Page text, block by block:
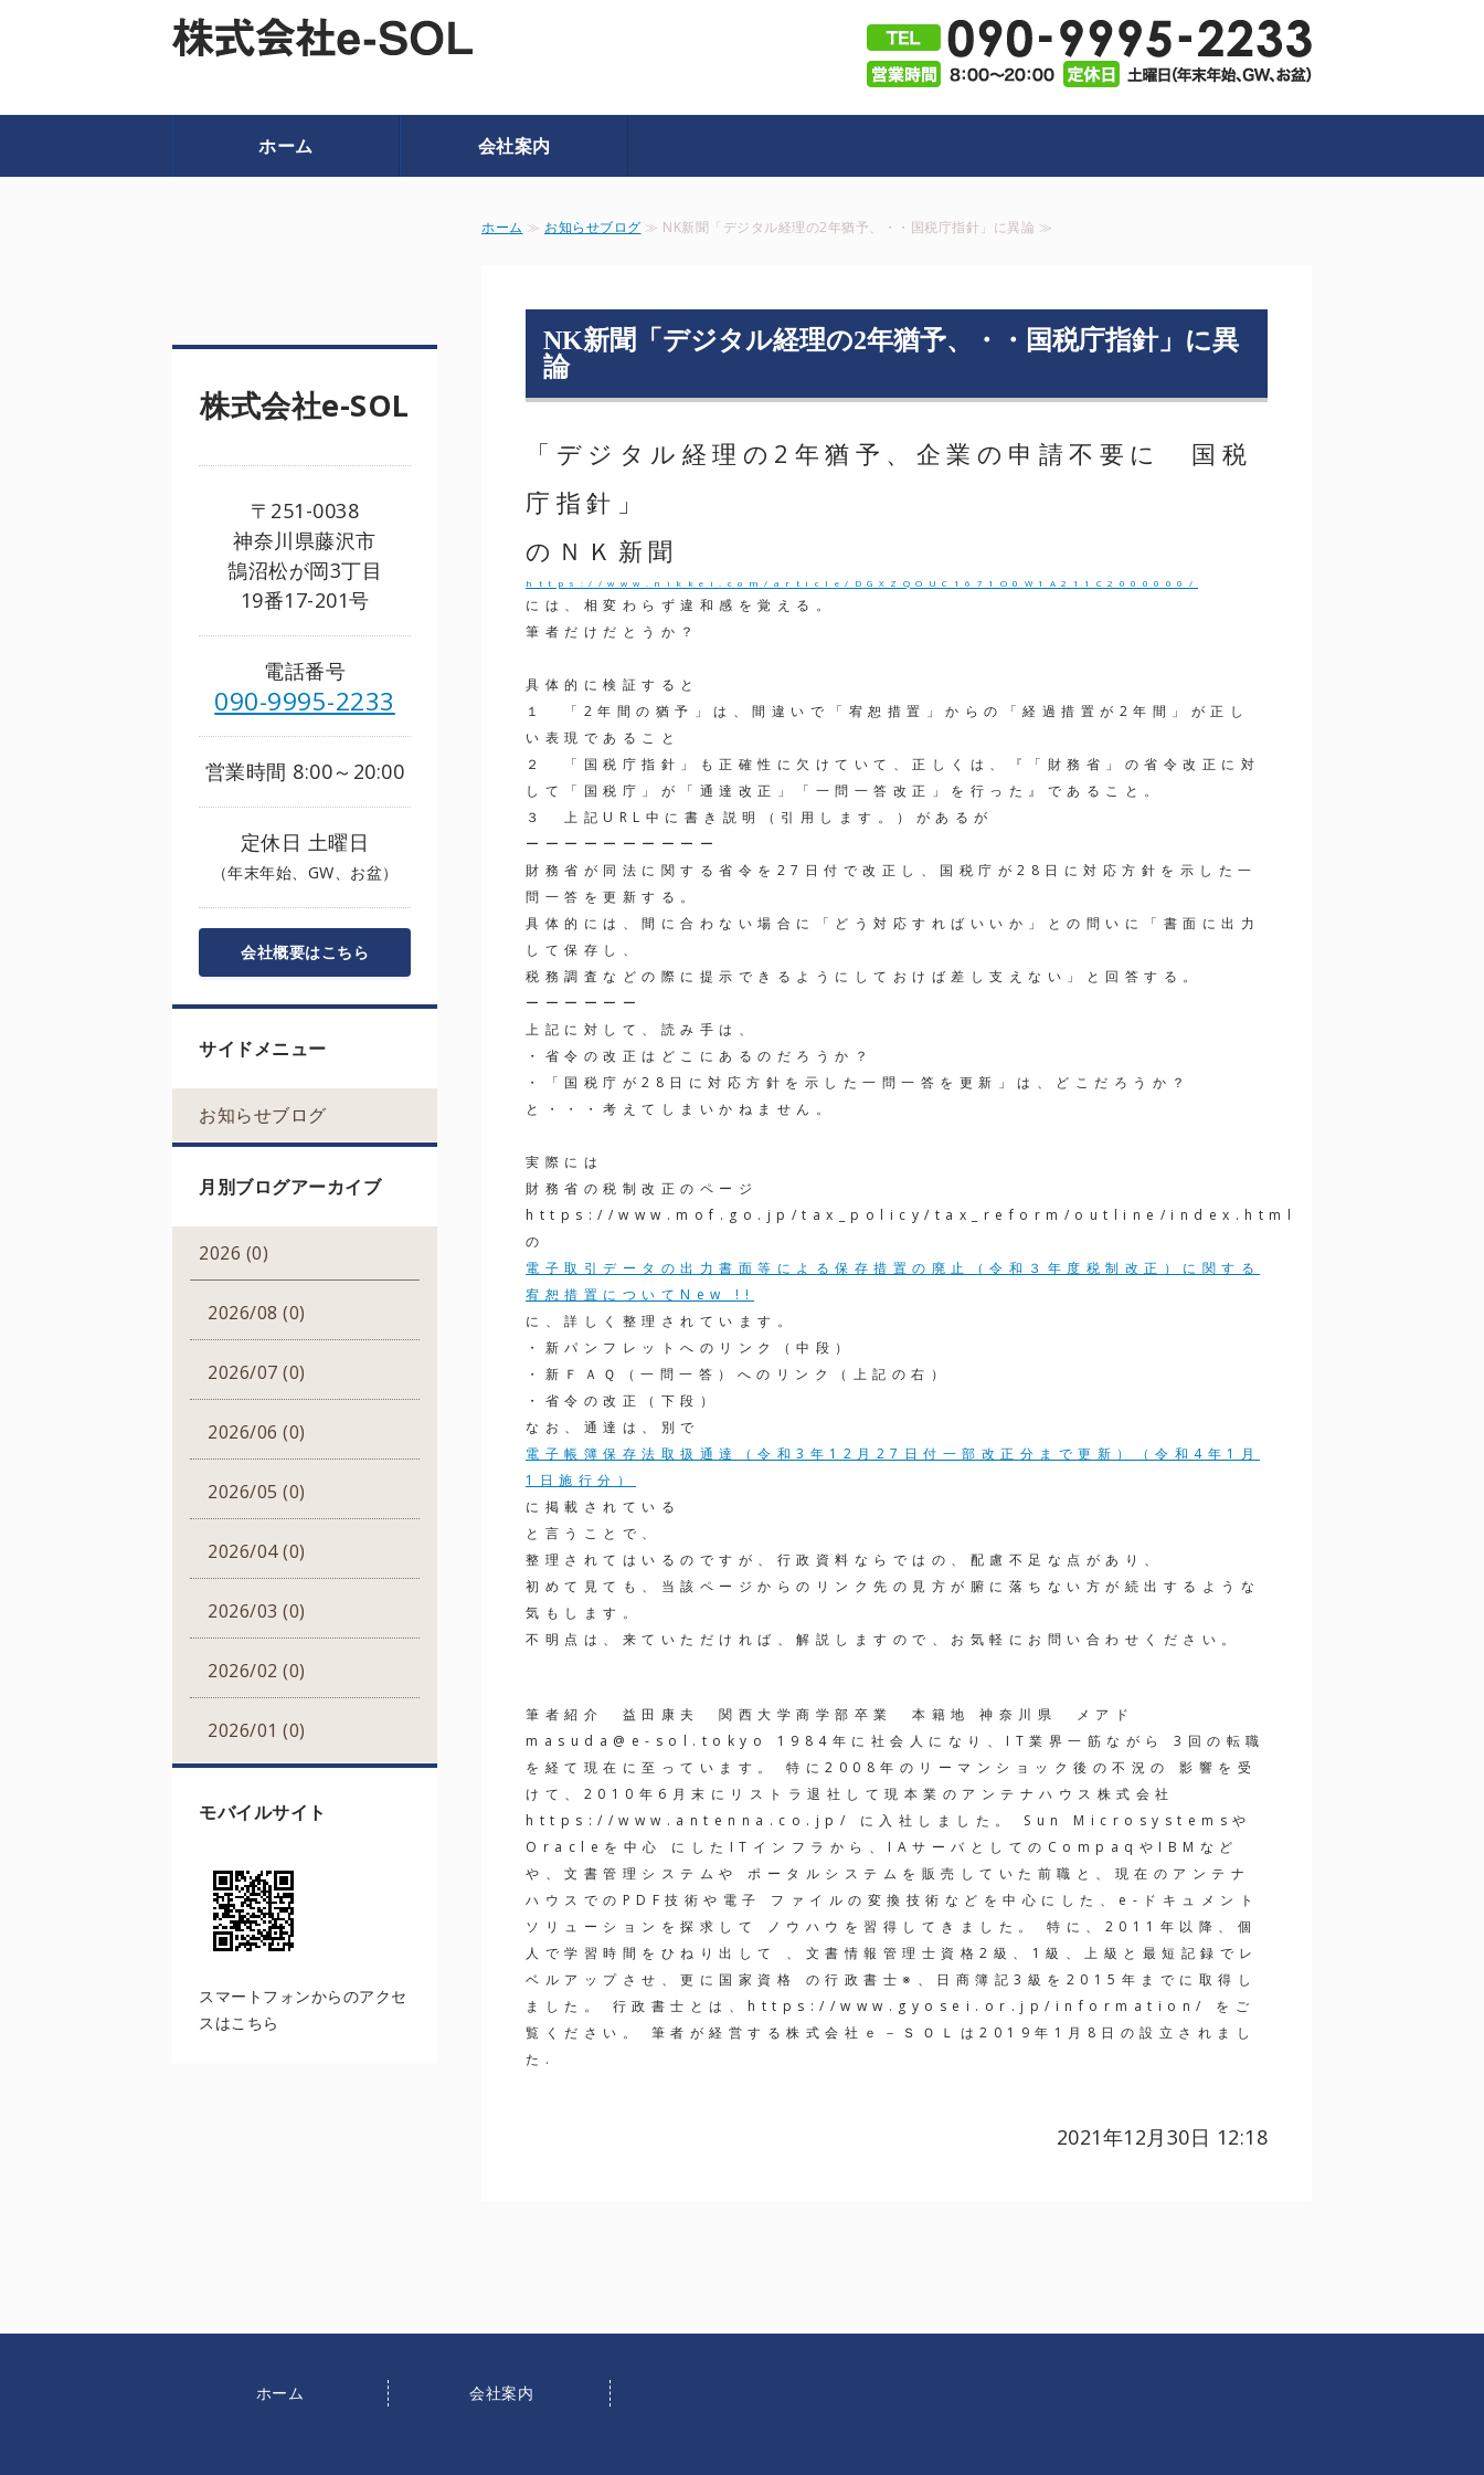
株式会社e-SOL｜シニア起業支援・ITコンサル｜神奈川県藤沢
ホーム 会社案内
ホーム ≫ お知らせブログ ≫ NK新聞「デジタル経理の2年猶予、・・国税庁指針」に異論 ≫
NK新聞「デジタル経理の2年猶予、・・国税庁指針」に異
論
「デジタル経理の2年猶予、企業の申請不要に 国税
庁指針」
のＮＫ新聞
https://www.nikkei.com/article/DGXZQOUC1671O0W1A211C2000000/
には、相変わらず違和感を覚える。
筆者だけだとうか？
具体的に検証すると
１ 「2年間の猶予」は、間違いで「宥恕措置」からの「経過措置が2年間」が正し
い表現であること
２ 「国税庁指針」も正確性に欠けていて、正しくは、『「財務省」の省令改正に対
して「国税庁」が「通達改正」「一問一答改正」を行った』であること。
３ 上記URL中に書き説明（引用します。）があるが
ーーーーーーーーーー
財務省が同法に関する省令を27日付で改正し、国税庁が28日に対応方針を示した一
問一答を更新する。
具体的には、間に合わない場合に「どう対応すればいいか」との問いに「書面に出力
して保存し、
税務調査などの際に提示できるようにしておけば差し支えない」と回答する。
ーーーーーー
上記に対して、読み手は、
・省令の改正はどこにあるのだろうか？
・「国税庁が28日に対応方針を示した一問一答を更新」は、どこだろうか？
と・・・考えてしまいかねません。
実際には
財務省の税制改正のページ
https://www.mof.go.jp/tax_policy/tax_reform/outline/index.html
の
電子取引データの出力書面等による保存措置の廃止（令和３年度税制改正）に関する
宥恕措置についてNew !!
に、詳しく整理されています。
・新パンフレットへのリンク（中段）
・新ＦＡＱ（一問一答）へのリンク（上記の右）
・省令の改正（下段）
なお、通達は、別で
電子帳簿保存法取扱通達（令和3年12月27日付一部改正分まで更新）（令和4年1月
1日施行分）
に掲載されている
と言うことで、
整理されてはいるのですが、行政資料ならではの、配慮不足な点があり、
初めて見ても、当該ページからのリンク先の見方が腑に落ちない方が続出するような
気もします。
不明点は、来ていただければ、解説しますので、お気軽にお問い合わせください。
筆者紹介 益田康夫 関西大学商学部卒業 本籍地 神奈川県 メアド
masuda@e-sol.tokyo 1984年に社会人になり、IT業界一筋ながら 3回の転職
を経て現在に至っています。 特に2008年のリーマンショック後の不況の 影響を受
けて、2010年6月末にリストラ退社して現本業のアンテナハウス株式会社
https://www.antenna.co.jp/ に入社しました。 Sun Microsystemsや
Oracleを中心 にしたITインフラから、IAサーバとしてのCompaqやIBMなど
や、文書管理システムや ポータルシステムを販売していた前職と、現在のアンテナ
ハウスでのPDF技術や電子 ファイルの変換技術などを中心にした、e-ドキュメント
ソリューションを探求して ノウハウを習得してきました。 特に、2011年以降、個
人で学習時間をひねり出して 、文書情報管理士資格2級、1級、上級と最短記録でレ
ベルアップさせ、更に国家資格 の行政書士※、日商簿記3級を2015年までに取得し
ました。 行政書士とは、https://www.gyosei.or.jp/information/ をご
覧ください。 筆者が経営する株式会社ｅ－ＳＯＬは2019年1月8日の設立されまし
た.
2021年12月30日 12:18
株式会社e-SOL
〒251-0038
神奈川県藤沢市
鵠沼松が岡3丁目
19番17-201号
電話番号
090-9995-2233
営業時間 8:00～20:00
定休日 土曜日
（年末年始、GW、お盆）
会社概要はこちら
サイドメニュー
お知らせブログ
月別ブログアーカイブ
2026 (0)
2026/08 (0)
2026/07 (0)
2026/06 (0)
2026/05 (0)
2026/04 (0)
2026/03 (0)
2026/02 (0)
2026/01 (0)
モバイルサイト
スマートフォンからのアクセ
スはこちら
ホーム 会社案内